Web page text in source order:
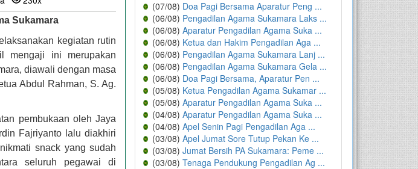
Sukamara
kegiatan rutin
mengaji ini merupakan
diawali dengan masa
Abdul Rahman, S. Ag.
pembukaan oleh Jaya
Fajriyanto lalu diakhiri
snack yang sudah
seluruh pegawai di
(07/08) Doa Pagi Bersama Aparatur Peng ...
(06/08) Pengadilan Agama Sukamara Laks ...
(06/08) Aparatur Pengadilan Agama Suka ...
(06/08) Ketua dan Hakim Pengadilan Aga ...
(06/08) Pengadilan Agama Sukamara Lanj ...
(06/08) Pengadilan Agama Sukamara Gela ...
(06/08) Doa Pagi Bersama, Aparatur Pen ...
(05/08) Ketua Pengadilan Agama Sukamar ...
(05/08) Aparatur Pengadilan Agama Suka ...
(04/08) Aparatur Pengadilan Agama Suka ...
(04/08) Apel Senin Pagi Pengadilan Aga ...
(03/08) Apel Jumat Sore Tutup Pekan Ke ...
(03/08) Jumat Bersih PA Sukamara: Peme ...
(03/08) Tenaga Pendukung Pengadilan Ag ...